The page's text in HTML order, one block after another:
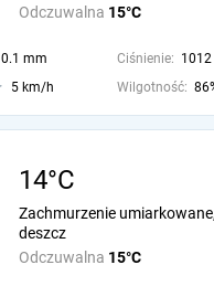
Odczuwalna 15°C
0.1 mm Ciśnienie: 1012
5 km/h Wilgotność:
14°C
Odczuwalna 15°C
Zachmurzenie
deszcz